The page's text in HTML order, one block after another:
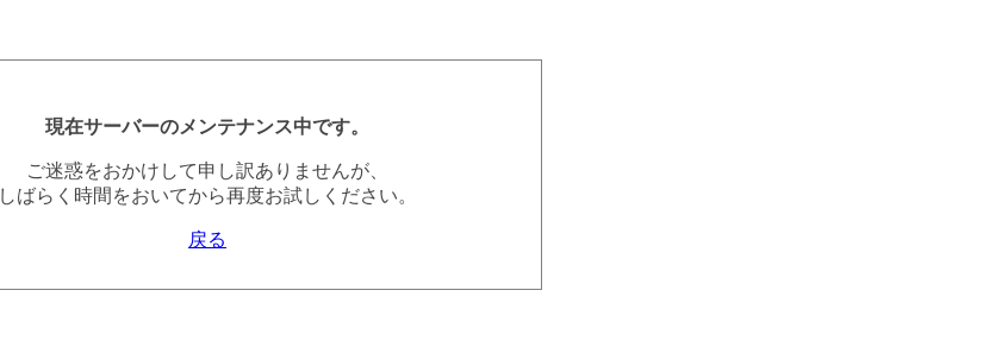
現在サーバーのメンテナンス中です。
ご迷惑をおかけして申し訳ありませんが、
しばらく時間をおいてから再度お試しください。
戻る